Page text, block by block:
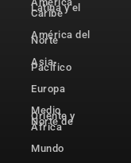
Latina y el
Caribe
América del
Norte
Asia-
Pacífico
Europa
Medio
Oriente y
Norte de
África
Mundo